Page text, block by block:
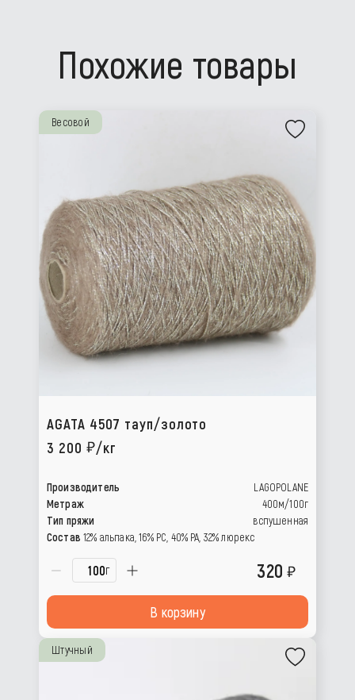
Похожие товары
Весовой
AGATA 4507 тауп/золото
3 200
/кг
Производитель
LAGOPOLANE
Метраж
400м/100г
Тип пряжи
вспушенная
Состав 12% альпака, 16% РС, 40% РА, 32% люрекс
г 320
В корзину
Штучный